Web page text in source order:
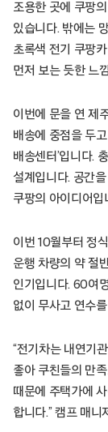
조용한 곳에 쿠팡
있습니다. 밖에는
초록색 전기 쿠팡
먼저 보는 듯한 느
이번에 문을 연 제
배송에 중점을 두
배송센터’입니다.
설계입니다. 공간
쿠팡의 아이디어입
이번 10월부터 정
운행 차량의 약 절
인기입니다. 60여
없이 무사고 연수
“전기차는 내연기
좋아 쿠친들의 만
때문에 주택가에
합니다.” 캠프 매